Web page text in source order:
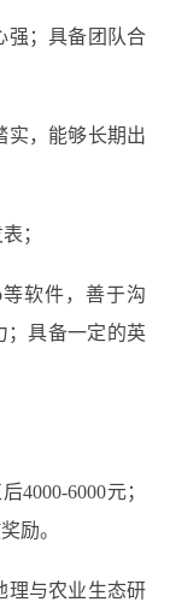
；具备团队合
，能够长期出
；
软件，善于沟
；具备一定的英
6000元；
励。
与农业生态研